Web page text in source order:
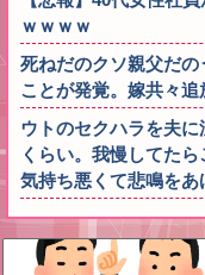
ｗｗｗｗ
死ねだのクソ親父だ
ことが発覚。嫁共々
ウトのセクハラを夫
くらい。我慢してた
気持ち悪くて悲鳴を